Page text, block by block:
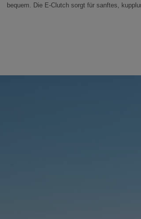
bequem. Die E-Clutch sorgt für sanftes,